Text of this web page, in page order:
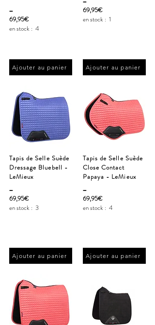
_
69,95€
en stock : 4
Ajouter au panier
Tapis de Selle Suède
Dressage Bluebell -
LeMieux
_
69,95€
en stock : 3
Ajouter au panier
69,95€
en stock : 1
Ajouter au panier
Tapis de Selle Suède
Close Contact
Papaya - LeMieux
_
69,95€
en stock : 4
Ajouter au panier